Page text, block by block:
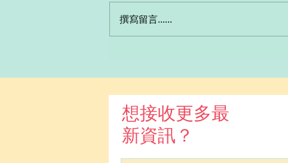
撰寫留言......
想接收更多最
新資訊？